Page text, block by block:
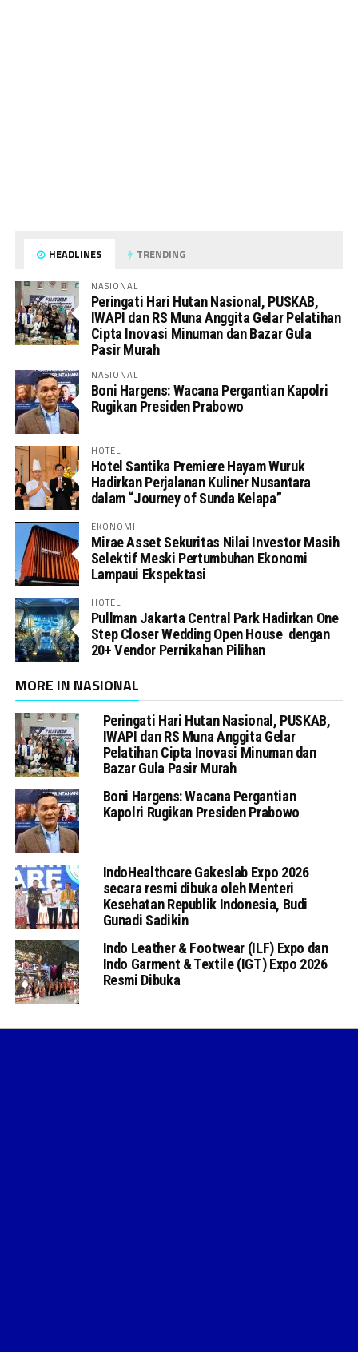
HEADLINES TRENDING
NASIONAL
Peringati Hari Hutan Nasional, PUSKAB,
IWAPI dan RS Muna Anggita Gelar Pelatihan
Cipta Inovasi Minuman dan Bazar Gula
Pasir Murah
NASIONAL
Boni Hargens: Wacana Pergantian Kapolri
Rugikan Presiden Prabowo
HOTEL
Hotel Santika Premiere Hayam Wuruk
Hadirkan Perjalanan Kuliner Nusantara
dalam “Journey of Sunda Kelapa”
EKONOMI
Mirae Asset Sekuritas Nilai Investor Masih
Selektif Meski Pertumbuhan Ekonomi
Lampaui Ekspektasi
HOTEL
Pullman Jakarta Central Park Hadirkan One
Step Closer Wedding Open House dengan
20+ Vendor Pernikahan Pilihan
MORE IN NASIONAL
Peringati Hari Hutan Nasional, PUSKAB,
IWAPI dan RS Muna Anggita Gelar
Pelatihan Cipta Inovasi Minuman dan
Bazar Gula Pasir Murah
Boni Hargens: Wacana Pergantian
Kapolri Rugikan Presiden Prabowo
IndoHealthcare Gakeslab Expo 2026
secara resmi dibuka oleh Menteri
Kesehatan Republik Indonesia, Budi
Gunadi Sadikin
Indo Leather & Footwear (ILF) Expo dan
Indo Garment & Textile (IGT) Expo 2026
Resmi Dibuka